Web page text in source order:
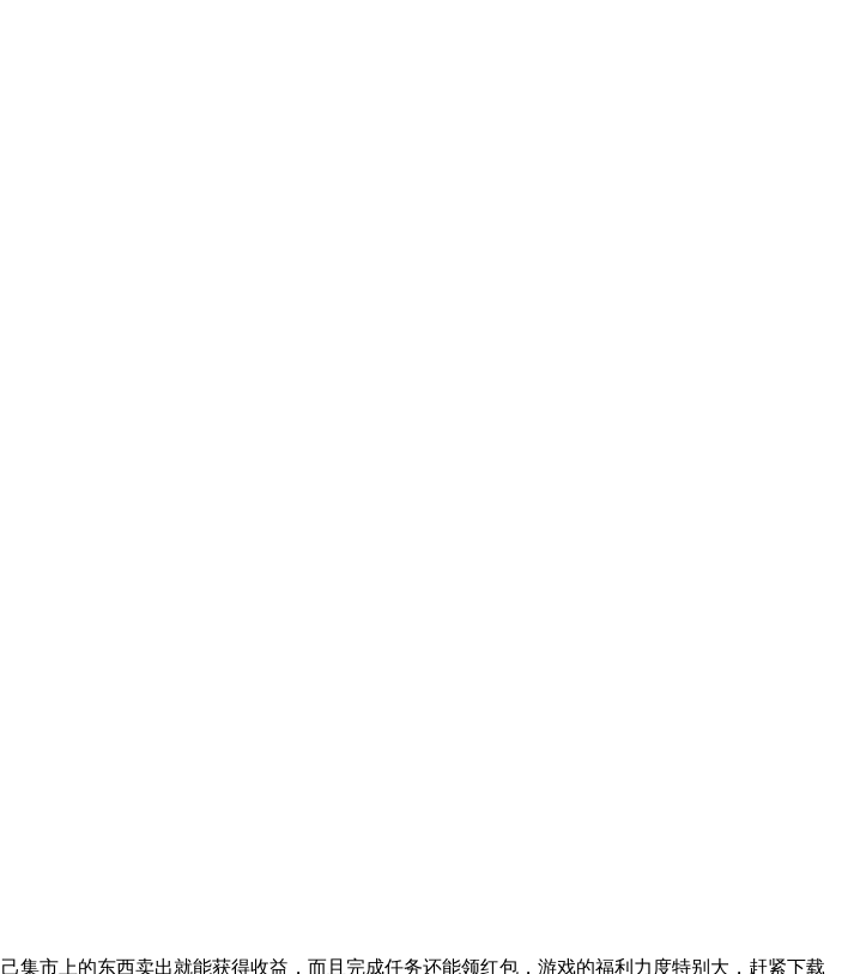
市上的东西卖出就能获得收益，而且完成任务还能领红包，游戏的福利力度特别大，赶紧下载